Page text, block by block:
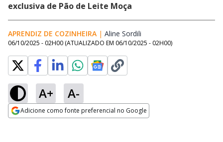
exclusiva de Pão de Leite Moça
APRENDIZ DE COZINHEIRA | Aline Sordili
06/10/2025 - 02H00 (ATUALIZADO EM 06/10/2025 - 02H00)
A+ A-
Adicione como fonte preferencial no Google